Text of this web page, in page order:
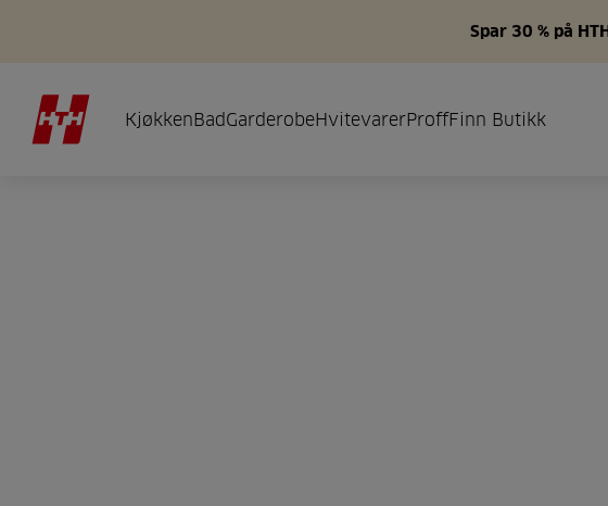
Spar 30 % på
KjøkkenBadGarderobeHvitevarerProffFinn Butikk